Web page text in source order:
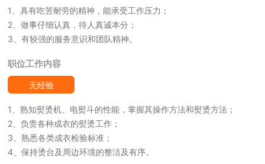
1、具有吃苦耐劳的精神，能承受工作压力；
2、做事仔细认真，待人真诚本分；
3、有较强的服务意识和团队精神。
职位工作内容
无经验
1、熟知熨烫机、电熨斗的性能，掌握其操作方法和熨烫方法；
2、负责各种成衣的熨烫工作；
3、熟悉各类成衣检验标准；
4、保持烫台及周边环境的整洁及有序。